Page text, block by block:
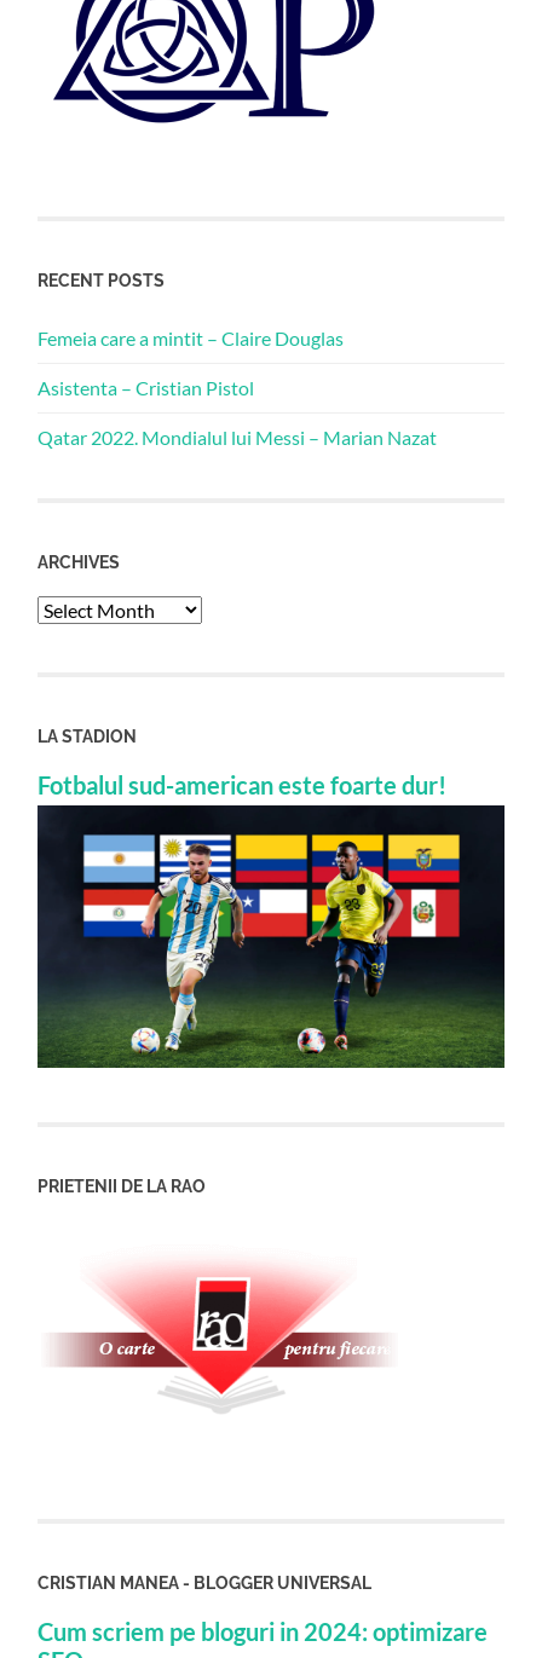
RECENT POSTS
Femeia care a mintit – Claire Douglas
Asistenta – Cristian Pistol
Qatar 2022. Mondialul lui Messi – Marian Nazat
ARCHIVES
Archives
LA STADION
Fotbalul sud-american este foarte dur!
PRIETENII DE LA RAO
CRISTIAN MANEA - BLOGGER UNIVERSAL
Cum scriem pe bloguri in 2024: optimizare